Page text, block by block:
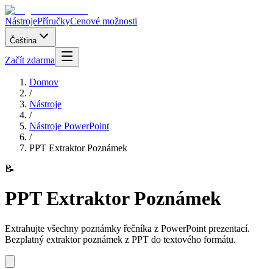
NástrojePříručkyCenové možnosti
Čeština
Začít zdarma
Domov
/
Nástroje
/
Nástroje PowerPoint
/
PPT Extraktor Poznámek
📝
PPT Extraktor Poznámek
Extrahujte všechny poznámky řečníka z PowerPoint prezentací.
Bezplatný extraktor poznámek z PPT do textového formátu.